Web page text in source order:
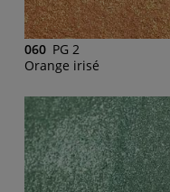
060 PG 2
Orange irisé